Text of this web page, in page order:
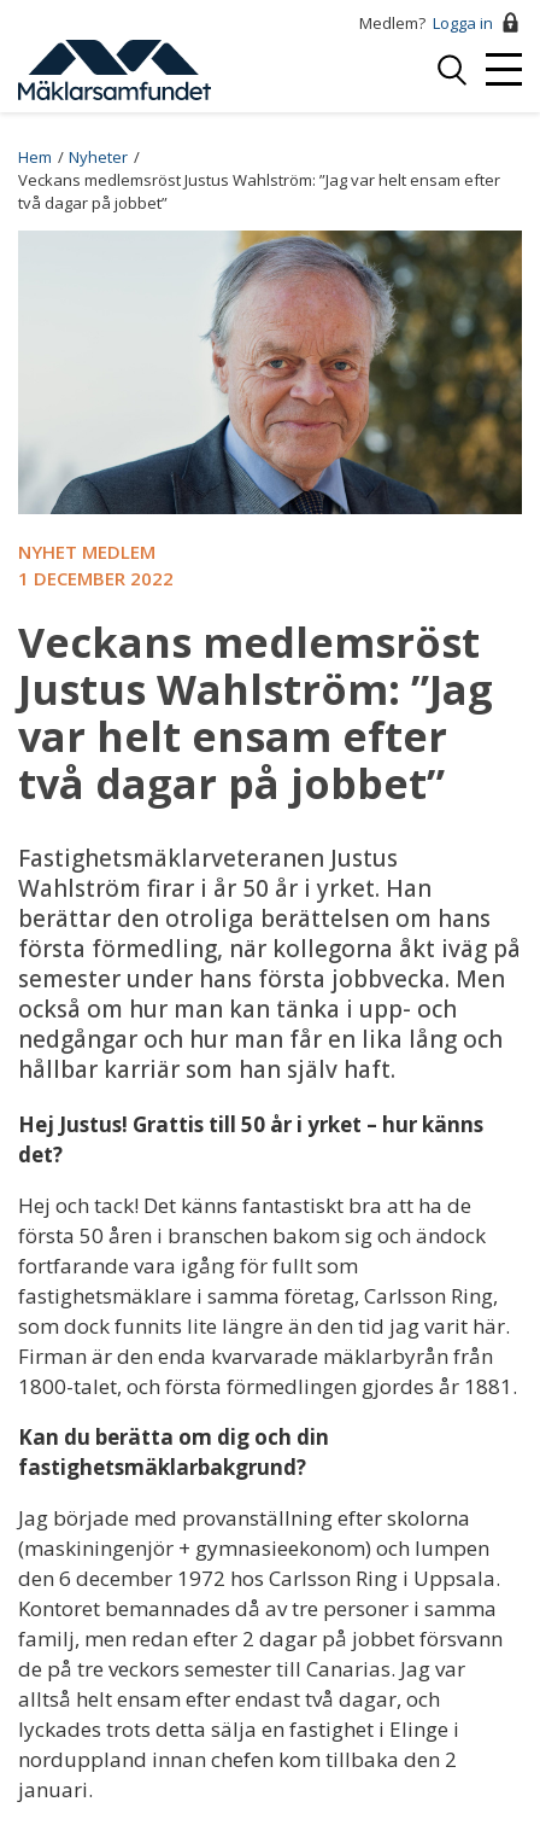
huvudinnehåll
Medlem? Logga in
Logga
Breadcrumb
Hem
Nyheter
Veckans medlemsröst Justus Wahlström: ”Jag var helt ensam efter
två dagar på jobbet”
NYHET MEDLEM
1 DECEMBER 2022
Veckans medlemsröst
Justus Wahlström: ”Jag
var helt ensam efter
två dagar på jobbet”
Fastighetsmäklarveteranen Justus
Wahlström firar i år 50 år i yrket. Han
berättar den otroliga berättelsen om hans
första förmedling, när kollegorna åkt iväg på
semester under hans första jobbvecka. Men
också om hur man kan tänka i upp- och
nedgångar och hur man får en lika lång och
hållbar karriär som han själv haft.
Hej Justus! Grattis till 50 år i yrket – hur känns
det?
Hej och tack! Det känns fantastiskt bra att ha de
första 50 åren i branschen bakom sig och ändock
fortfarande vara igång för fullt som
fastighetsmäklare i samma företag, Carlsson Ring,
som dock funnits lite längre än den tid jag varit här.
Firman är den enda kvarvarade mäklarbyrån från
1800-talet, och första förmedlingen gjordes år 1881.
Kan du berätta om dig och din
fastighetsmäklarbakgrund?
Jag började med provanställning efter skolorna
(maskiningenjör + gymnasieekonom) och lumpen
den 6 december 1972 hos Carlsson Ring i Uppsala.
Kontoret bemannades då av tre personer i samma
familj, men redan efter 2 dagar på jobbet försvann
de på tre veckors semester till Canarias. Jag var
alltså helt ensam efter endast två dagar, och
lyckades trots detta sälja en fastighet i Elinge i
norduppland innan chefen kom tillbaka den 2
januari.